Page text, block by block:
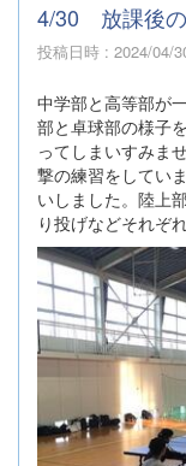
4/30 放課後
投稿日時 : 2024/04/
中学部と高等部が
部と卓球部の様子
ってしまいすみま
撃の練習をしてい
いしました。陸上
り投げなどそれぞ